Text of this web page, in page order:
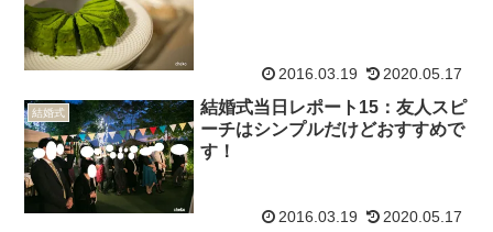
2016.03.19 2020.05.17
結婚式
結婚式当日レポート15：友人スピ
ーチはシンプルだけどおすすめで
す！
2016.03.19 2020.05.17